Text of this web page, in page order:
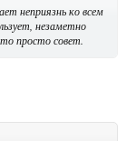
неприязнь ко всем
незаметно
просто совет.